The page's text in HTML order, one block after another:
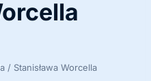
/ Stanisława Worcella